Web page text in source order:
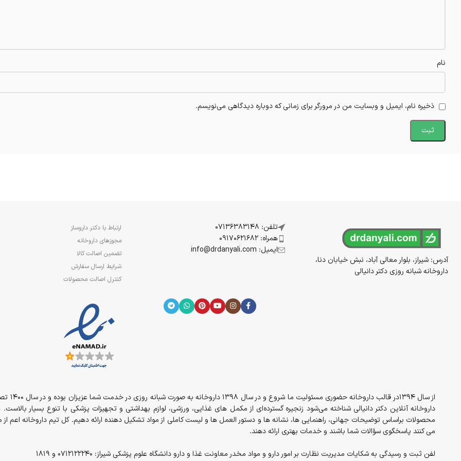
نام
ذخیره نام، ایمیل و وبسایت من در مرورگر برای زمانی که دوباره دیدگاهی می‌نویسم.
آدرس: شیراز، بلوار معالی آباد، نبش خیابان دنا،
داروخانه شبانه روزی دکتر دانیالی
تلفن: 07136383148
همراه: 09170621682
ایمیل: info@drdanyali.com
ارتباط با دکتر داروساز
مجوزهای داروخانه
تضمین اصالت کالا
شرایط ارسال سفارش
کنترل اصالت محصولات
از
داروخانه آنلاین دکتر دانیالی شناخته می‌شود زنجیره گسترده‌ای از مکمل های غذایی، ورزشی، لوازم بهداشتی و تجهیزات پزشکی با تنوع بسیار
محصولات براساس توضیحات جهانی، راهنمایی ها، نشانه ها و دستور العمل ها و لیست کاملی از مواد تشکیل دهنده ارائه دهیم. کل تیم داروخانه
می کنند پاسخگوی سؤالات شما باشند و خدمات بهتری ارائه دهند.
لفن ثبت و رسیدگی به شکایات مدیریت نظارت بر امور دارو و مواد مخدر معاونت غذا و دارو دانشگاه علوم پزشکی شیراز: 0712122240 و 1819